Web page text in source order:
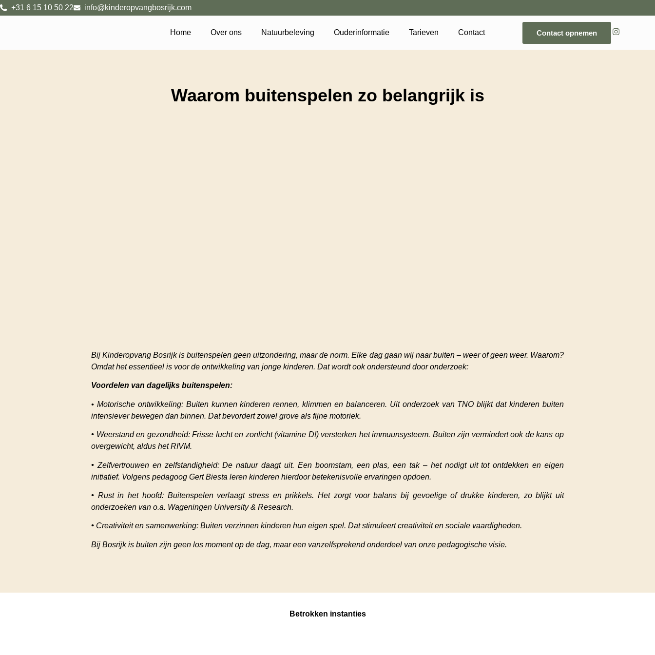
+31 6 15 10 50 22 info@kinderopvangbosrijk.com
Home Over ons Natuurbeleving Ouderinformatie Tarieven Contact Contact opnemen
Waarom buitenspelen zo belangrijk is
Bij Kinderopvang Bosrijk is buitenspelen geen uitzondering, maar de norm. Elke dag gaan wij naar buiten – weer of geen weer. Waarom?
Omdat het essentieel is voor de ontwikkeling van jonge kinderen. Dat wordt ook ondersteund door onderzoek:
Voordelen van dagelijks buitenspelen:
• Motorische ontwikkeling: Buiten kunnen kinderen rennen, klimmen en balanceren. Uit onderzoek van TNO blijkt dat kinderen buiten
intensiever bewegen dan binnen. Dat bevordert zowel grove als fijne motoriek.
• Weerstand en gezondheid: Frisse lucht en zonlicht (vitamine D!) versterken het immuunsysteem. Buiten zijn vermindert ook de kans op
overgewicht, aldus het RIVM.
• Zelfvertrouwen en zelfstandigheid: De natuur daagt uit. Een boomstam, een plas, een tak – het nodigt uit tot ontdekken en eigen
initiatief. Volgens pedagoog Gert Biesta leren kinderen hierdoor betekenisvolle ervaringen opdoen.
• Rust in het hoofd: Buitenspelen verlaagt stress en prikkels. Het zorgt voor balans bij gevoelige of drukke kinderen, zo blijkt uit
onderzoeken van o.a. Wageningen University & Research.
• Creativiteit en samenwerking: Buiten verzinnen kinderen hun eigen spel. Dat stimuleert creativiteit en sociale vaardigheden.
Bij Bosrijk is buiten zijn geen los moment op de dag, maar een vanzelfsprekend onderdeel van onze pedagogische visie.
Betrokken instanties